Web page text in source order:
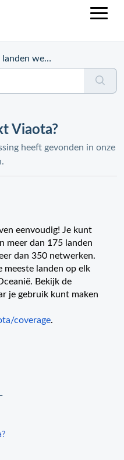
werkt Viaota?
Viaota?
heeft gevonden in onze
eenvoudig! Je kunt
meer dan 175 landen
dan 350 netwerken.
landen op elk
Bekijk de
je gebruik kunt maken
coverage.